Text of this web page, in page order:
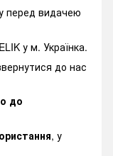
перед видачею
у м. Українка.
до нас
до
, у